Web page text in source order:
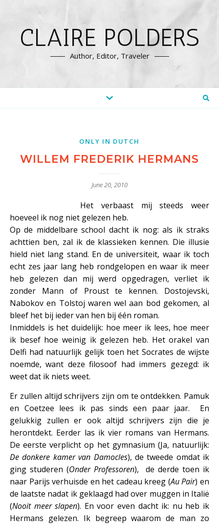
CLAIRE POLDERS
Author, Editor, Traveler
ONLY IN DUTCH
WILLEM FREDERIK HERMANS
June 20, 2010
Het verbaast mij steeds weer
hoeveel ik nog niet gelezen heb.
Op de middelbare school dacht ik nog: als ik straks
achttien ben, zal ik de klassieken kennen. Die illusie
hield niet lang stand. En de universiteit, waar ik toch
echt zes jaar lang heb rondgelopen en waar ik meer
heb gelezen dan mij werd opgedragen, verliet ik
zonder Mann of Proust te kennen. Dostojevski,
Nabokov en Tolstoj waren wel aan bod gekomen, al
bleef het bij ieder van hen bij één roman.
Inmiddels is het duidelijk: hoe meer ik lees, hoe meer
ik besef hoe weinig ik gelezen heb. Het orakel van
Delfi had natuurlijk gelijk toen het Socrates de wijste
noemde, want deze filosoof had immers gezegd: ik
weet dat ik niets weet.
Er zullen altijd schrijvers zijn om te ontdekken. Pamuk
en Coetzee lees ik pas sinds een paar jaar. En
gelukkig zullen er ook altijd schrijvers zijn die je
herontdekt. Eerder las ik vier romans van Hermans.
De eerste verplicht op het gymnasium (Ja, natuurlijk:
De donkere kamer van Damocles), de tweede omdat ik
ging studeren (Onder Professoren), de derde toen ik
naar Parijs verhuisde en het cadeau kreeg (Au Pair) en
de laatste nadat ik geklaagd had over muggen in Italië
(Nooit meer slapen). En voor even dacht ik: nu heb ik
Hermans gelezen. Ik begreep waarom de man zo